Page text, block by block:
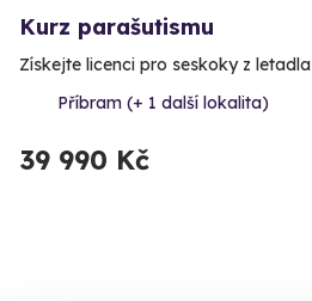
Kurz parašutismu
Získejte licenci pro seskoky z letadla
Příbram (+ 1 další lokalita)
39 990 Kč